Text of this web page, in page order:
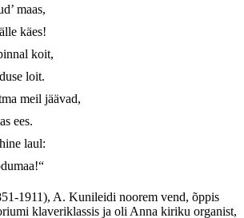
maas,
käes!
koit,
loit.
meil jäävad,
ees.
laul:
1911), A. Kunileidi noorem vend, õppis
klaveriklassis ja oli Anna kiriku organist,